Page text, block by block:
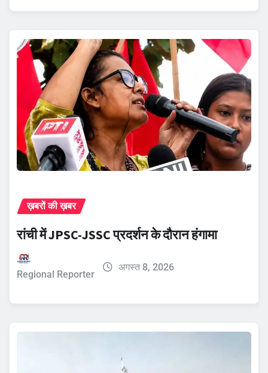
ख़बरों की ख़बर
रांची में JPSC-JSSC प्रदर्शन के दौरान हंगामा
Regional Reporter
अगस्त 8, 2026